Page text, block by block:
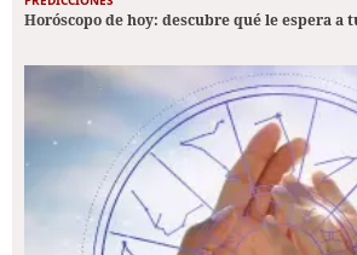
Horóscopo de hoy: descubre qué le espera a